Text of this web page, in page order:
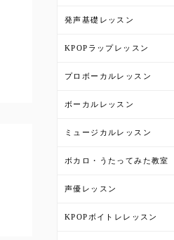
発声基礎レッスン
KPOPラップレッスン
プロボーカルレッスン
ボーカルレッスン
ミュージカルレッスン
ボカロ・うたってみた教室
声優レッスン
KPOPボイトレレッスン